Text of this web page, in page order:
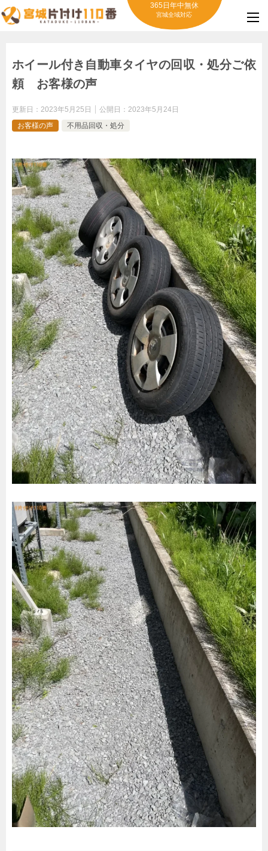
365日年中無休
宮城全域対応
ホイール付き自動車タイヤの回収・処分ご依
頼 お客様の声
更新日： 2023年5月25日 公開日： 2023年5月24日
お客様の声
不用品回収・処分